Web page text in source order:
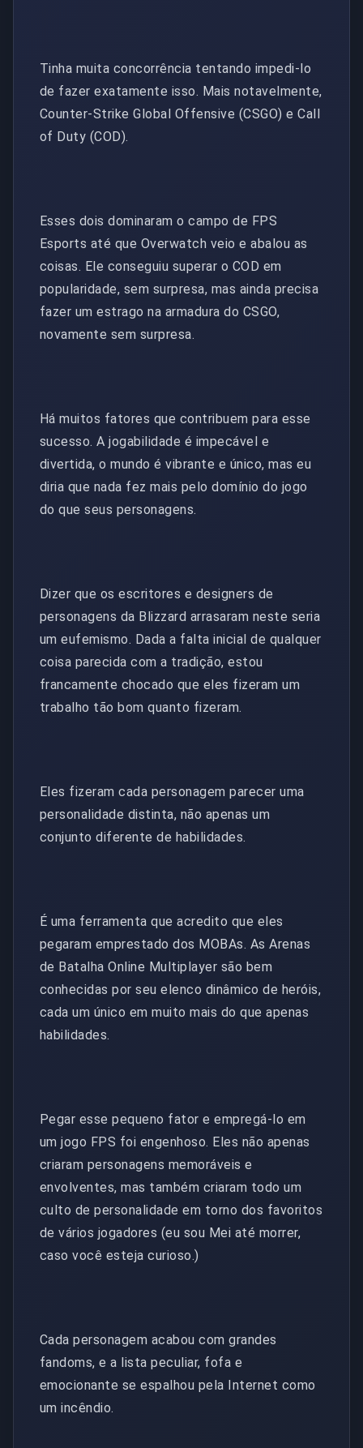
Tinha muita concorrência tentando impedi-lo
de fazer exatamente isso. Mais notavelmente,
Counter-Strike Global Offensive (CSGO) e Call
of Duty (COD).
Esses dois dominaram o campo de FPS
Esports até que Overwatch veio e abalou as
coisas. Ele conseguiu superar o COD em
popularidade, sem surpresa, mas ainda precisa
fazer um estrago na armadura do CSGO,
novamente sem surpresa.
Há muitos fatores que contribuem para esse
sucesso. A jogabilidade é impecável e
divertida, o mundo é vibrante e único, mas eu
diria que nada fez mais pelo domínio do jogo
do que seus personagens.
Dizer que os escritores e designers de
personagens da Blizzard arrasaram neste seria
um eufemismo. Dada a falta inicial de qualquer
coisa parecida com a tradição, estou
francamente chocado que eles fizeram um
trabalho tão bom quanto fizeram.
Eles fizeram cada personagem parecer uma
personalidade distinta, não apenas um
conjunto diferente de habilidades.
É uma ferramenta que acredito que eles
pegaram emprestado dos MOBAs. As Arenas
de Batalha Online Multiplayer são bem
conhecidas por seu elenco dinâmico de heróis,
cada um único em muito mais do que apenas
habilidades.
Pegar esse pequeno fator e empregá-lo em
um jogo FPS foi engenhoso. Eles não apenas
criaram personagens memoráveis ​​​​e
envolventes, mas também criaram todo um
culto de personalidade em torno dos favoritos
de vários jogadores (eu sou Mei até morrer,
caso você esteja curioso.)
Cada personagem acabou com grandes
fandoms, e a lista peculiar, fofa e
emocionante se espalhou pela Internet como
um incêndio.